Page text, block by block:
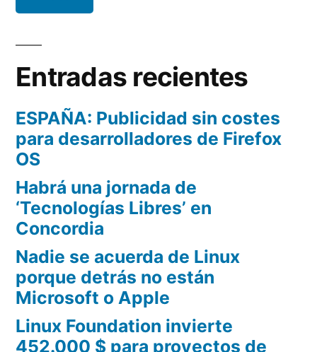
Entradas recientes
ESPAÑA: Publicidad sin costes
para desarrolladores de Firefox
OS
Habrá una jornada de
‘Tecnologías Libres’ en
Concordia
Nadie se acuerda de Linux
porque detrás no están
Microsoft o Apple
Linux Foundation invierte
452.000 $ para proyectos de